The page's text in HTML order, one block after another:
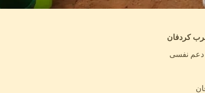
غرب كردفان
دعم نفسى